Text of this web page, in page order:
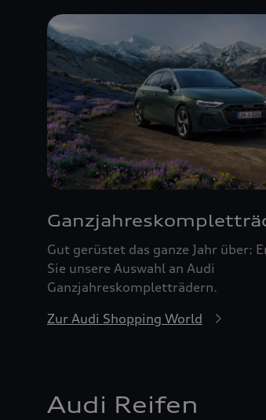
Gut gerüstet das ganze Jahr über:
Sie unsere Auswahl an Audi
Ganzjahreskompletträdern.
Zur Audi Shopping World
Audi Reifen